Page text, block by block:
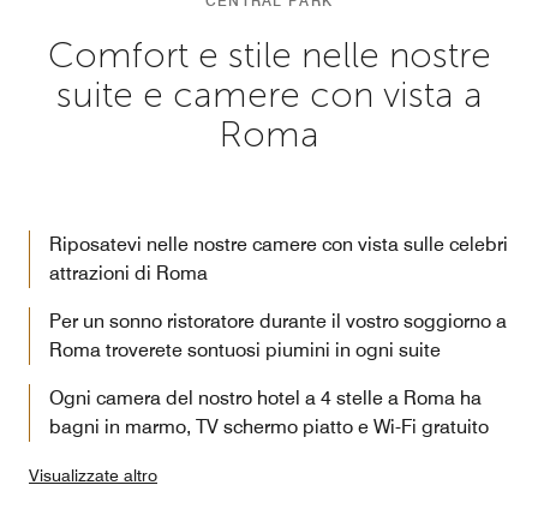
Comfort e stile nelle nostre
suite e camere con vista a
Roma
Riposatevi nelle nostre camere con vista sulle celebri
attrazioni di Roma
Per un sonno ristoratore durante il vostro soggiorno a
Roma troverete sontuosi piumini in ogni suite
Ogni camera del nostro hotel a 4 stelle a Roma ha
bagni in marmo, TV schermo piatto e Wi-Fi gratuito
Visualizzate altro